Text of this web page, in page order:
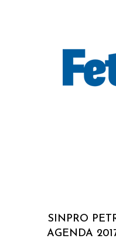
SINPRO
AGENDA